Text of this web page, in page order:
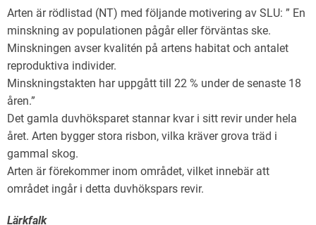
Arten är rödlistad (NT) med följande motivering av SLU: ” En
minskning av populationen pågår eller förväntas ske.
Minskningen avser kvalitén på artens habitat och antalet
reproduktiva individer.
Minskningstakten har uppgått till 22 % under de senaste 18
åren.”
Det gamla duvhöksparet stannar kvar i sitt revir under hela
året. Arten bygger stora risbon, vilka kräver grova träd i
gammal skog.
Arten är förekommer inom området, vilket innebär att
området ingår i detta duvhökspars revir.
Lärkfalk